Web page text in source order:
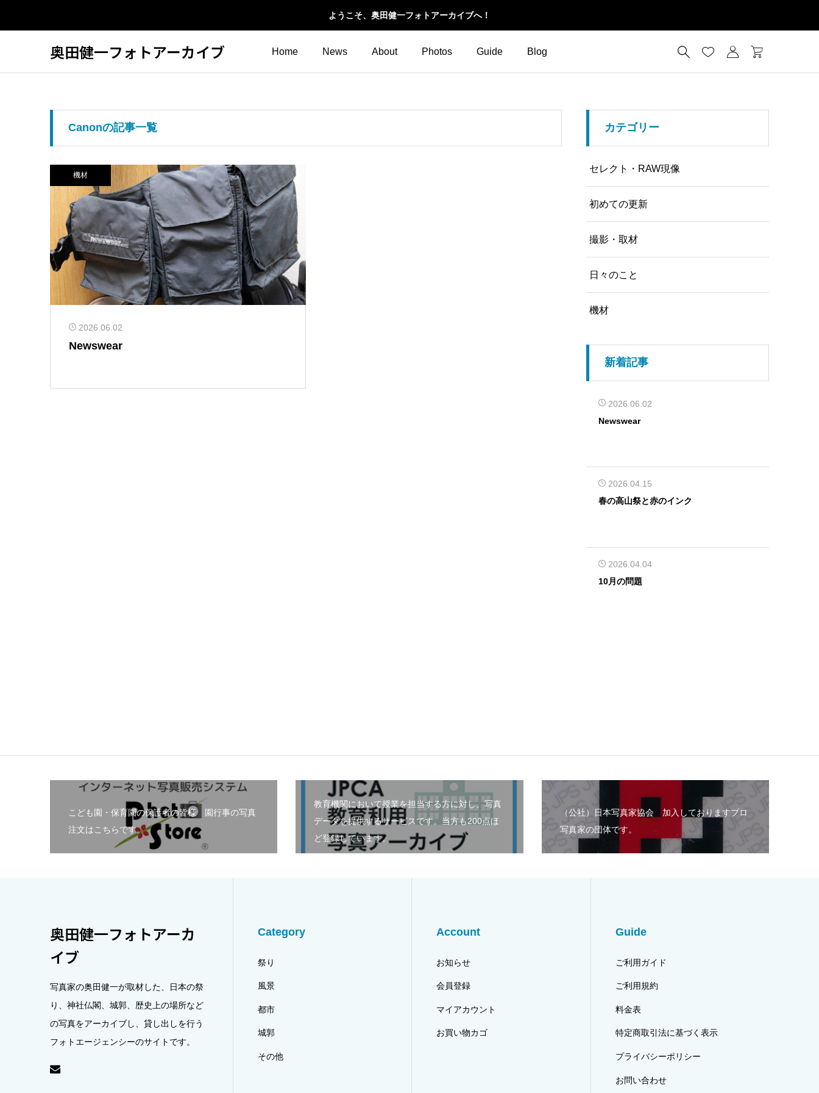
ようこそ、奥田健一フォトアーカイブへ！
奥田健一フォトアーカイブ Home News About Photos Guide Blog    
Canonの記事一覧
機材
2026.06.02
Newswear
カテゴリー
セレクト・RAW現像
初めての更新
撮影・取材
日々のこと
機材
新着記事
2026.06.02
Newswear
2026.04.15
春の高山祭と赤のインク
2026.04.04
10月の問題
こども園・保育園の保護者の皆様 園行事の写真
注文はこちらです。
教育機関において授業を担当する方に対し、写真
データを提供するサービスです。当方も200点ほ
ど登録しています。
（公社）日本写真家協会 加入しておりますプロ
写真家の団体です。
奥田健一フォトアーカ
イブ
写真家の奥田健一が取材した、日本の祭
り、神社仏閣、城郭、歴史上の場所など
の写真をアーカイブし、貸し出しを行う
フォトエージェンシーのサイトです。
Category
祭り
風景
都市
城郭
その他
Account
お知らせ
会員登録
マイアカウント
お買い物カゴ
Guide
ご利用ガイド
ご利用規約
料金表
特定商取引法に基づく表示
プライバシーポリシー
お問い合わせ